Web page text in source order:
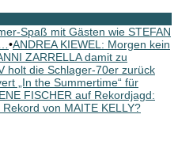
Spaß mit Gästen wie STEFAN
•ANDREA KIEWEL: Morgen kein
ZARRELLA damit zu
holt die Schlager-70er zurück
„In the Summertime“ für
FISCHER auf Rekordjagd:
von MAITE KELLY?